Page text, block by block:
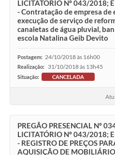
LICITATÓRIO Nº 043/2018;
- Contratação de empresa de
execução de serviço de
canaletas de água pluvial,
escola Natalina Geib Devito
Postagem: 24/10/2018 às 16h00
Realização: 31/10/2018 às 13h45
Situação: CANCELADA
PREGÃO PRESENCIAL Nº
LICITATÓRIO Nº 043/2018;
- REGISTRO DE PREÇOS
AQUISIÇÃO DE